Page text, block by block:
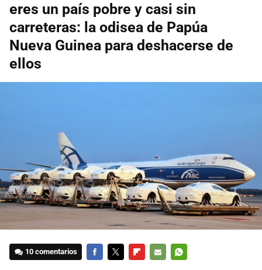
eres un país pobre y casi sin
carreteras: la odisea de Papúa
Nueva Guinea para deshacerse de
ellos
10 comentarios